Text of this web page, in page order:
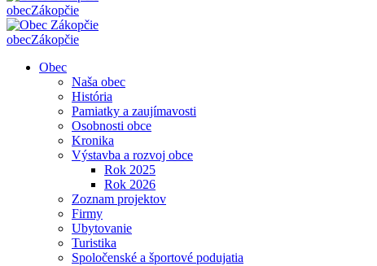
obecZákopčie
obecZákopčie
Obec
Naša obec
História
Pamiatky a zaujímavosti
Osobnosti obce
Kronika
Výstavba a rozvoj obce
Rok 2025
Rok 2026
Zoznam projektov
Firmy
Ubytovanie
Turistika
Spoločenské a športové podujatia